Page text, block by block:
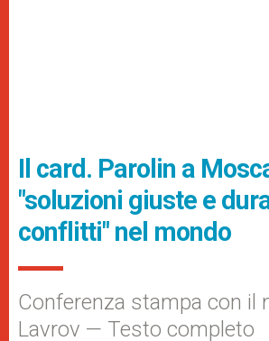
Il card. Parolin a
"soluzioni giuste e
conflitti" nel mondo
Conferenza stampa con il
Lavrov — Testo completo